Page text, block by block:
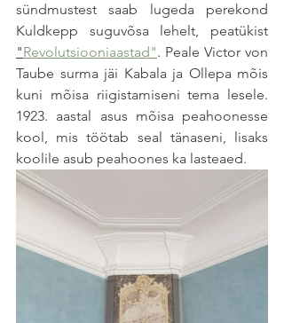
sündmustest saab lugeda perekond
"Revolutsiooniaastad". Peale Victor von
Taube surma jäi Kabala ja Ollepa mõis
kuni mõisa riigistamiseni tema lesele.
1923. aastal asus mõisa peahoonesse
kool, mis töötab seal tänaseni, lisaks
koolile asub peahoones ka lasteaed.